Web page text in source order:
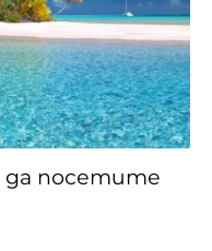
да посетите